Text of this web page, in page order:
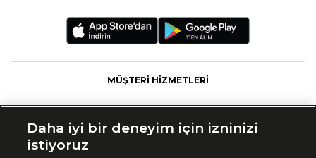
MÜŞTERİ HİZMETLERİ
Daha iyi bir deneyim için izninizi
istiyoruz